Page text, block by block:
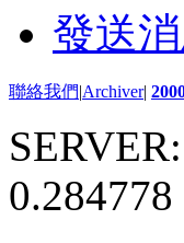
發送
聯絡我們|Archiver|
0.284778